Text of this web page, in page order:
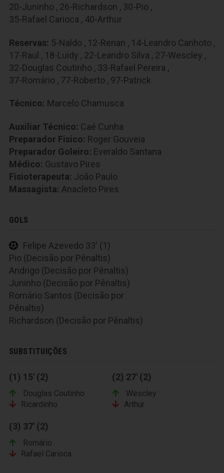
20-Juninho , 26-Richardson , 30-Pio ,
35-Rafael Carioca , 40-Arthur
Reservas: 5-Naldo , 12-Renan , 14-Leandro Canhoto ,
17-Raul , 18-Luidy , 22-Leandro Silva , 27-Wescley ,
32-Douglas Coutinho , 33-Rafael Pereira ,
37-Romário , 77-Roberto , 97-Patrick
Técnico: Marcelo Chamusca
Auxiliar Técnico: Caé Cunha
Preparador Fisico: Roger Gouveia
Preparador Goleiro: Everaldo Santana
Médico: Gustavo Pires
Fisioterapeuta: João Paulo
Massagista: Anacleto Pires
GOLS
Felipe Azevedo 33' (1)
Pio (Decisão por Pênaltis)
Andrigo (Decisão por Pênaltis)
Juninho (Decisão por Pênaltis)
Romário Santos (Decisão por
Pênaltis)
Richardson (Decisão por Pênaltis)
SUBSTITUIÇÕES
(1) 15' (2)
Douglas Coutinho
Ricardinho
(2) 27' (2)
Wescley
Arthur
(3) 37' (2)
Romário
Rafael Carioca